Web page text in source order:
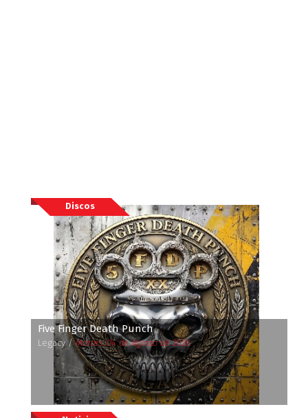
Discos
Five Finger Death Punch
Legacy /Martes, 04 de Agosto de 2026